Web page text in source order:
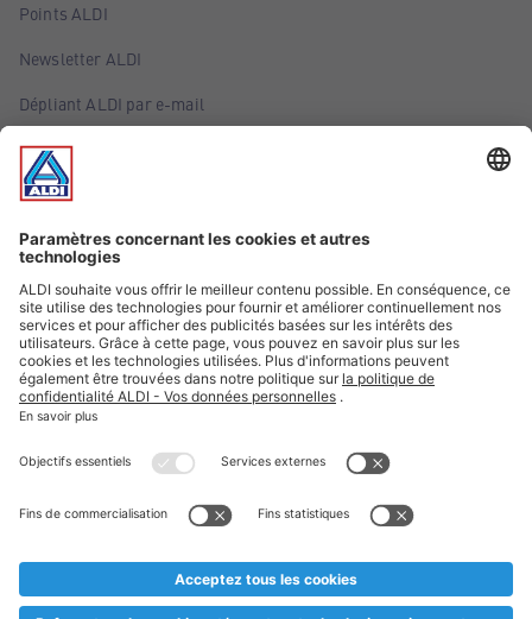
Points ALDI
Newsletter ALDI
Dépliant ALDI par e-mail
Offres
Infos essentielles
Suivez ALDI Belgique
Textes marqués d'un astérisque et mentions légales
* Nous vendons ces articles temporairement et jusqu'à
au cas où, malgré le planning bien étudié, nous serions
prématurément en rupture de stock. Prix Recupel et TVA incl.
** Sur ce site, l’utilisation de la forme masculine a été adoptée